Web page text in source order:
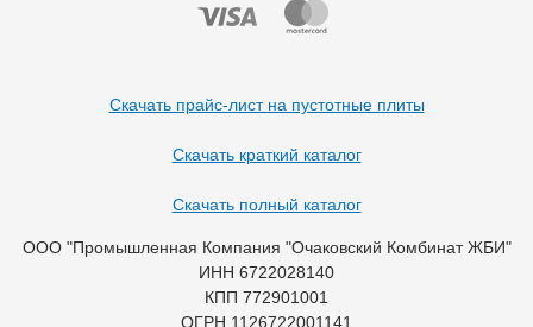
Скачать прайс-лист на пустотные плиты
Скачать краткий каталог
Скачать полный каталог
ООО "Промышленная Компания "Очаковский Комбинат ЖБИ"
ИНН 6722028140
КПП 772901001
ОГРН 1126722001141